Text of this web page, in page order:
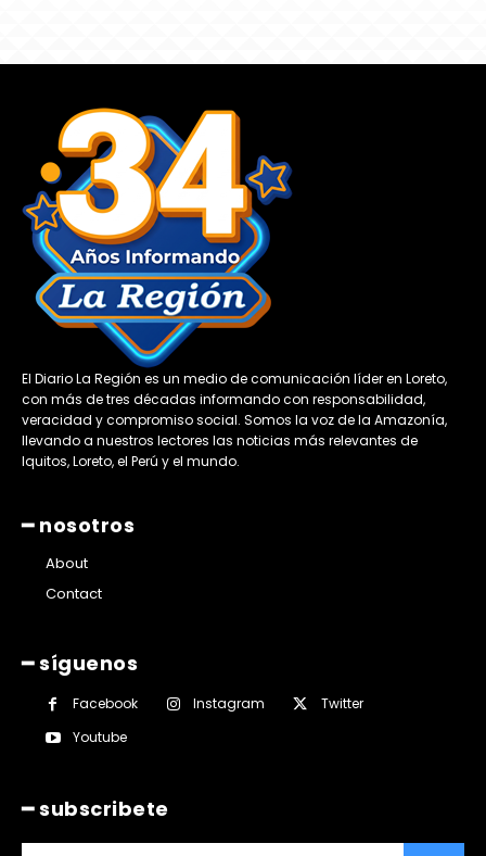
El Diario La Región es un medio de comunicación líder en Loreto,
con más de tres décadas informando con responsabilidad,
veracidad y compromiso social. Somos la voz de la Amazonía,
llevando a nuestros lectores las noticias más relevantes de
Iquitos, Loreto, el Perú y el mundo.
━ nosotros
About
Contact
━ síguenos
Facebook Instagram
Twitter
Youtube
━ subscribete